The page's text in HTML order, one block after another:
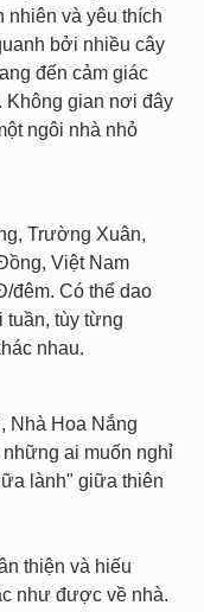
nhiên và yêu thích
bởi nhiều cây
đến cảm giác
Không gian nơi đây
ngôi nhà nhỏ
Trường Xuân,
Việt Nam
đêm. Có thể dao
tuần, tùy từng
nhau.
Nhà Hoa Nắng
ai muốn nghỉ
lành" giữa thiên
thiện và hiếu
như được về nhà.